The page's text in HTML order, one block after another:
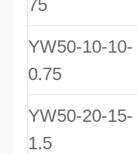
75
YW50-10-10-
0.75
YW50-20-15-
1.5